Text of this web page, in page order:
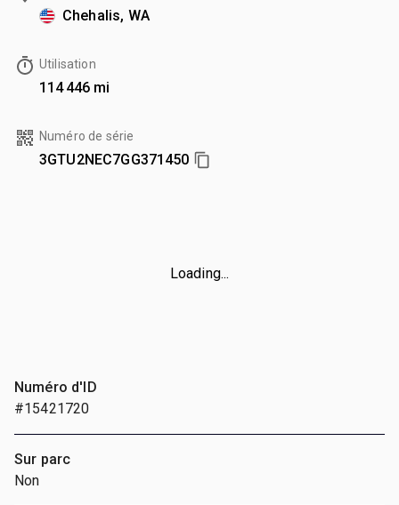
Chehalis, WA
Utilisation
114 446 mi
Numéro de série
3GTU2NEC7GG371450
Loading...
Numéro d'ID
#15421720
Sur parc
Non